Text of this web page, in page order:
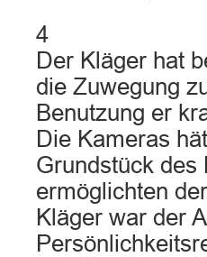
4
Der Kläger hat
die Zuwegung
Benutzung er
Die Kameras
Grundstück des
ermöglichten
Kläger war der